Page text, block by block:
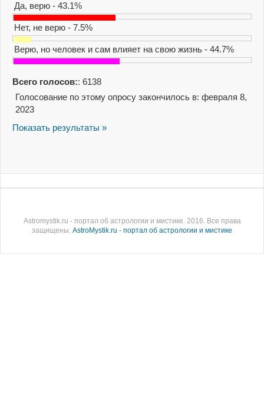
Да, верю - 43.1%
Нет, не верю - 7.5%
Верю, но человек и сам влияет на свою жизнь - 44.7%
Всего голосов:: 6138
Голосование по этому опросу закончилось в: февраля 8,
2023
Показать результаты »
Astromystik.ru - портал об астрологии и мистике. 2016. Все права
защищены. AstroMystik.ru - портал об астрологии и мистике